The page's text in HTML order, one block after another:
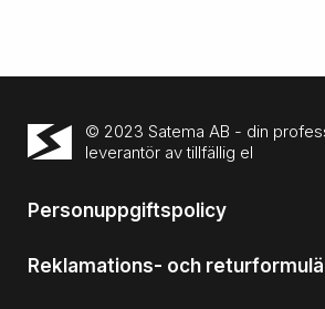
© 2023 Satema AB - din
leverantör av tillfällig el
Personuppgiftspolicy
Reklamations- och